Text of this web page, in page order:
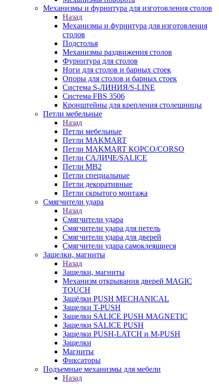
Механизмы и фурнитура для изготовления столов
Назад
Механизмы и фурнитура для изготовления
столов
Подстолья
Механизмы раздвижения столов
Фурнитура для столов
Ноги для столов и барных стоек
Опоры для столов и барных стоек
Система S-ЛИНИЯ/S-LINE
Система FBS 3506
Кронштейны для крепления столешницы
Петли мебельные
Назад
Петли мебельные
Петли MAKMART
Петли MAKMART КОРСО/CORSO
Петли САЛИЧЕ/SALICE
Петли MB2
Петли специальные
Петли декоративные
Петли скрытого монтажа
Смягчители удара
Назад
Смягчители удара
Смягчители удара для петель
Смягчители удара для дверей
Cмягчители удара самоклеящиеся
Защелки, магниты
Назад
Защелки, магниты
Механизм открывания дверей MAGIC
TOUCH
Защёлки PUSH MECHANICAL
Защелки T-PUSH
Защелки SALICE PUSH MAGNETIC
Защелки SALICE PUSH
Защелки PUSH-LATCH и M-PUSH
Защелки
Магниты
Фиксаторы
Подъемные механизмы для мебели
Назад